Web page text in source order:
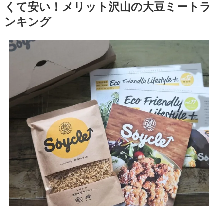
くて安い！メリット沢山の大豆ミートラ
ンキング